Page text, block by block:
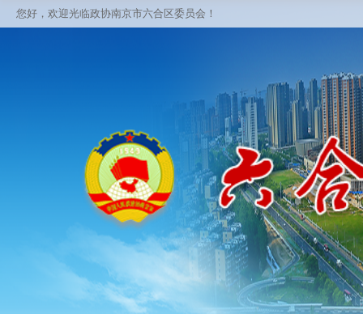
您好，欢迎光临政协南京市六合区委员会！